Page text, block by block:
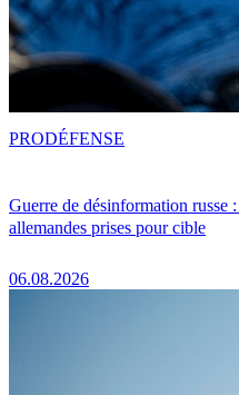
Guerre de désinformation russe
allemandes prises pour cible
06.08.2026
PRODÉFENSE